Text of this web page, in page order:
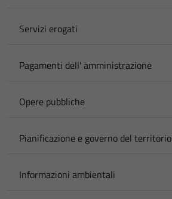
Servizi erogati
Pagamenti dell' amministrazione
Opere pubbliche
Pianificazione e governo del territorio
Informazioni ambientali